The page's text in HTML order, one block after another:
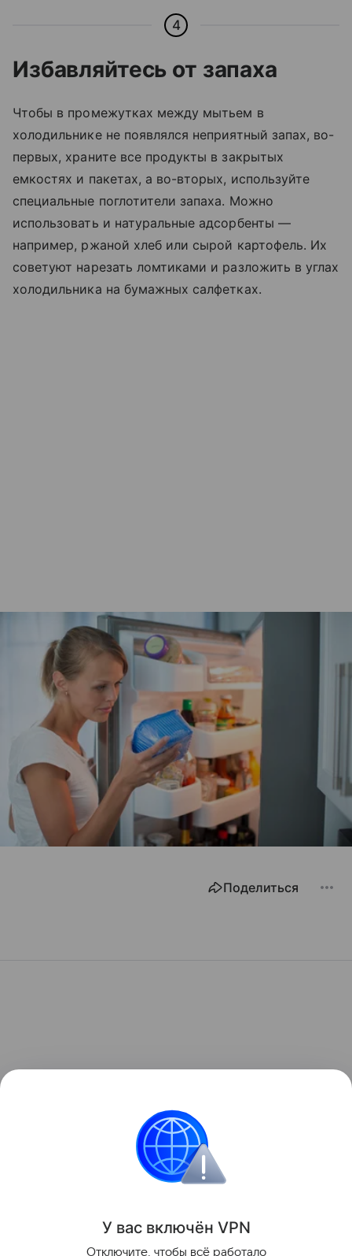
4
Избавляйтесь от запаха
Чтобы в промежутках между мытьем в
холодильнике не появлялся неприятный запах, во-
первых, храните все продукты в закрытых
емкостях и пакетах, а во-вторых, используйте
специальные поглотители запаха. Можно
использовать и натуральные адсорбенты —
например, ржаной хлеб или сырой картофель. Их
советуют нарезать ломтиками и разложить в углах
холодильника на бумажных салфетках.
Поделиться
У вас включён VPN
Отключите, чтобы всё работало